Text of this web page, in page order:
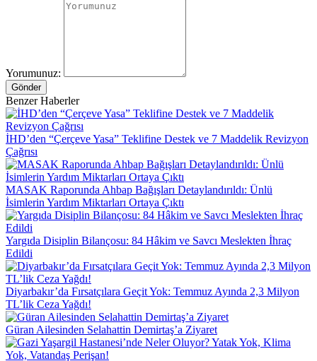
Yorumunuz:
Gönder
Benzer Haberler
İHD’den “Çerçeve Yasa” Teklifine Destek ve 7 Maddelik Revizyon
Çağrısı
MASAK Raporunda Ahbap Bağışları Detaylandırıldı: Ünlü
İsimlerin Yardım Miktarları Ortaya Çıktı
Yargıda Disiplin Bilançosu: 84 Hâkim ve Savcı Meslekten İhraç
Edildi
Diyarbakır’da Fırsatçılara Geçit Yok: Temmuz Ayında 2,3 Milyon
TL’lik Ceza Yağdı!
Güran Ailesinden Selahattin Demirtaş’a Ziyaret